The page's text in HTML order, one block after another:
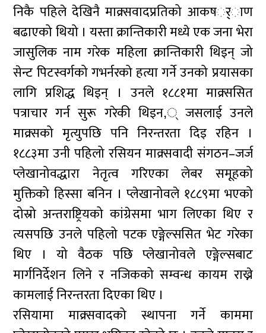
निकै पहिले देखिनै माक्र्सवादप्रतिको आकषर््ाण
बढाएको थियो । यस्ता क्रान्तिकारी मध्ये एक जना भेरा
जासुलिक नाम गरेक महिला क्रान्तिकारी थिइन् जो
सेन्ट पिटस्वर्गको गभर्नरको हत्या गर्ने उनको प्रयासका
लागि प्रशिद्ध थिइन् । उनले १८८१मा माक्र्ससित
पत्राचार गर्न सुरू गरेकी थिइन,् जसलाई उनले
माक्र्सको मृत्युपछि पनि निरन्तरता दिइ रहिन ।
१८८३मा उनी पहिलो रसियन माक्र्सवादी संगठन–जर्ज
प्लेखानोवद्धारा नेतृत्व गरिएका लेबर समूहको
मुक्तिको हिस्सा बनिन । प्लेखानोवले १८८९मा भएको
दोस्रो अन्तराष्ट्रियको कांग्रेसमा भाग लिएका थिए र
त्यसपछि उनले पहिलो पटक एङ्गेल्ससित भेट गरेका
थिए । यो वैठक पछि प्लेखानोवले एङ्गेल्सबाट
मार्गनिर्देशन लिने र नजिकको सम्वन्ध कायम राख्ने
कामलाई निरन्तरता दिएका थिए ।
रसियामा माक्र्सवादको स्थापना गर्ने काममा